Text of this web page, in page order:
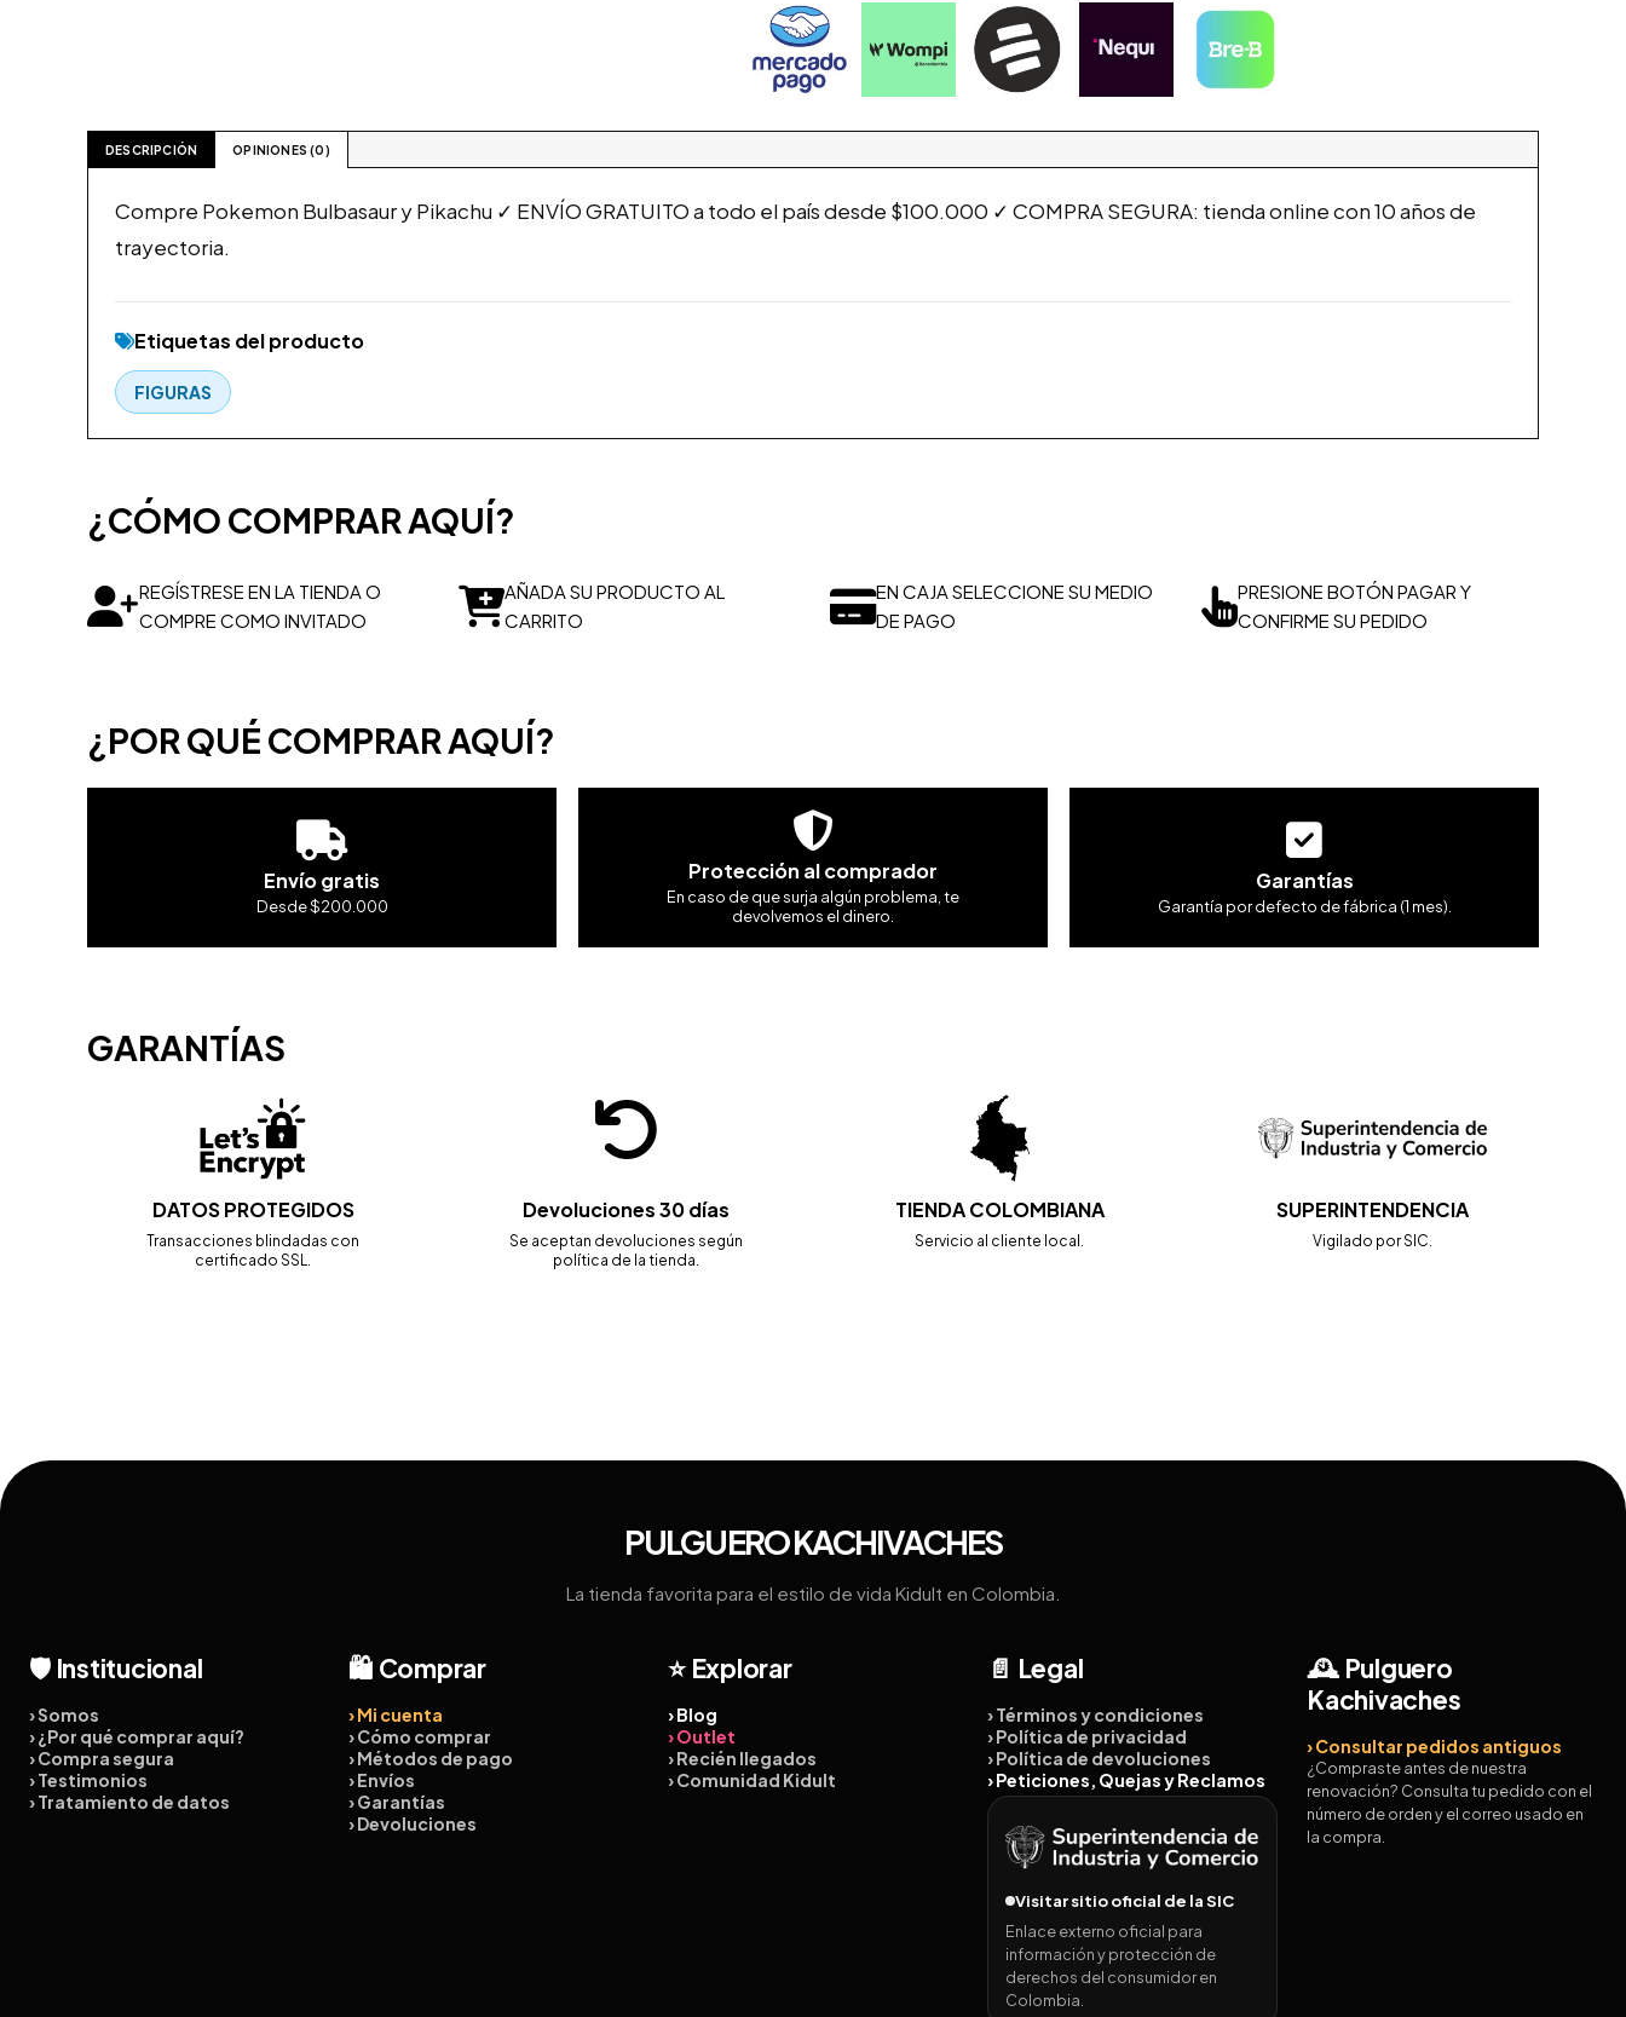
DESCRIPCIÓN OPINIONES (0)
Compre Pokemon Bulbasaur y Pikachu ✓ ENVÍO GRATUITO a todo el país desde $100.000 ✓ COMPRA SEGURA: tienda online con 10 años de
trayectoria.
Etiquetas del producto
FIGURAS
¿CÓMO COMPRAR AQUÍ?
REGÍSTRESE EN LA TIENDA O
COMPRE COMO INVITADO
AÑADA SU PRODUCTO AL
CARRITO
EN CAJA SELECCIONE SU MEDIO
DE PAGO
PRESIONE BOTÓN PAGAR Y
CONFIRME SU PEDIDO
¿POR QUÉ COMPRAR AQUÍ?
Envío gratis
Desde $200.000
Protección al comprador
En caso de que surja algún problema, te
devolvemos el dinero.
Garantías
Garantía por defecto de fábrica (1 mes).
GARANTÍAS
DATOS PROTEGIDOS
Transacciones blindadas con
certificado SSL.
Devoluciones 30 días
Se aceptan devoluciones según
política de la tienda.
TIENDA COLOMBIANA
Servicio al cliente local.
SUPERINTENDENCIA
Vigilado por SIC.
PULGUERO KACHIVACHES
La tienda favorita para el estilo de vida Kidult en Colombia.
🛡️ Institucional
› Somos
› ¿Por qué comprar aquí?
› Compra segura
› Testimonios
› Tratamiento de datos
🛍️ Comprar
› Mi cuenta
› Cómo comprar
› Métodos de pago
› Envíos
› Garantías
› Devoluciones
⭐ Explorar
› Blog
› Outlet
› Recién llegados
› Comunidad Kidult
📄 Legal
› Términos y condiciones
› Política de privacidad
› Política de devoluciones
› Peticiones, Quejas y Reclamos
Visitar sitio oficial de la SIC
Enlace externo oficial para
información y protección de
derechos del consumidor en
Colombia.
🕰️ Pulguero
Kachivaches
› Consultar pedidos antiguos
¿Compraste antes de nuestra
renovación? Consulta tu pedido con el
número de orden y el correo usado en
la compra.